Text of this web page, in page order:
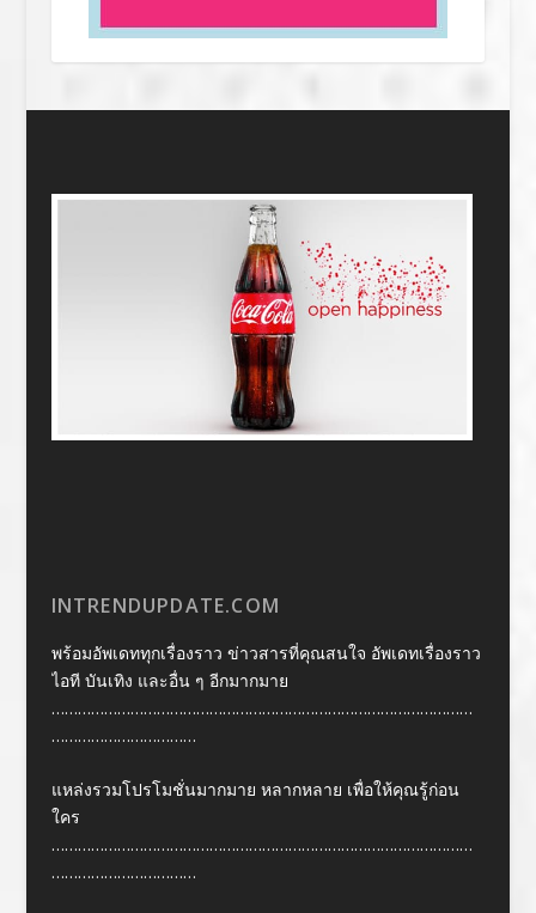
INTRENDUPDATE.COM
พร้อมอัพเดททุกเรื่องราว ข่าวสารที่คุณสนใจ อัพเดทเรื่องราว
ไอที บันเทิง และอื่น ๆ อีกมากมาย
……………………………………………………………………………………
……………………………
แหล่งรวมโปรโมชั่นมากมาย หลากหลาย เพื่อให้คุณรู้ก่อน
ใคร
……………………………………………………………………………………
……………………………